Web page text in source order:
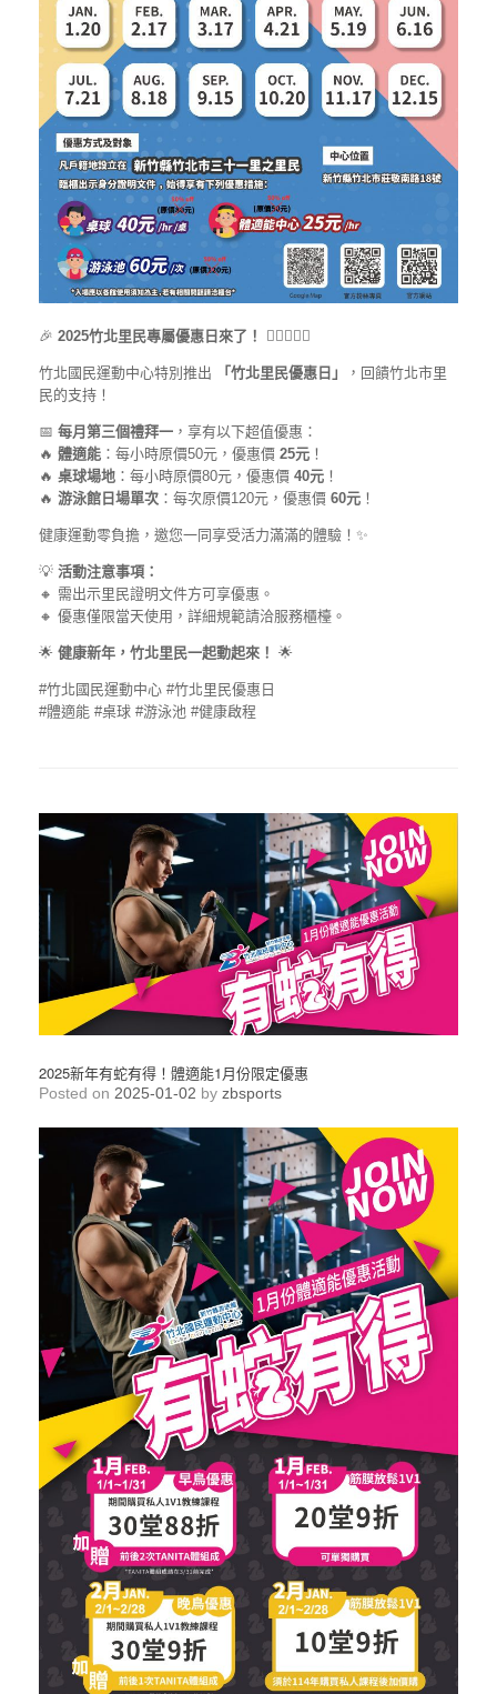
🎉 2025竹北里民專屬優惠日來了！ 🏊‍♂️🏓🏋️‍♀️
竹北國民運動中心特別推出 「竹北里民優惠日」
，回饋竹北市里
民的支持！
📅 每月第三個禮拜一 ，享有以下超值優惠：
🔥 體適能 ：每小時原價50元，優惠價 25元 ！
🔥 桌球場地 ：每小時原價80元，優惠價 40元 ！
🔥 游泳館日場單次 ：每次原價120元，優惠價 60元 ！
健康運動零負擔，邀您一同享受活力滿滿的體驗！✨
💡 活動注意事項：
🔸 需出示里民證明文件方可享優惠。
🔸 優惠僅限當天使用，詳細規範請洽服務櫃檯。
🌟 健康新年，竹北里民一起動起來！ 🌟
#竹北國民運動中心 #竹北里民優惠日
#體適能 #桌球 #游泳池 #健康啟程
2025新年有蛇有得！體適能1月份限定優惠
Posted on 2025-01-02 by zbsports